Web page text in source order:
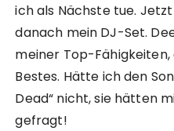
ich als Nächste tue.
danach mein DJ-Set.
meiner Top-
Bestes. Hätte ich den
Dead“ nicht, sie hätten
gefragt!